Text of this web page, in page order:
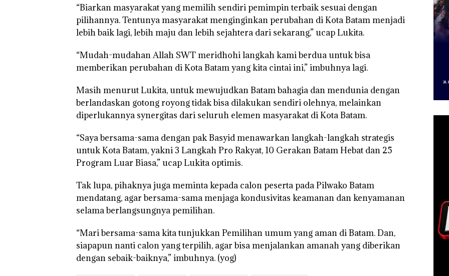
“Biarkan masyarakat yang memilih sendiri pemimpin terbaik sesuai dengan
pilihannya. Tentunya masyarakat menginginkan perubahan di Kota Batam menjadi
lebih baik lagi, lebih maju dan lebih sejahtera dari sekarang,” ucap Lukita.
“Mudah-mudahan Allah SWT meridhohi langkah kami berdua untuk bisa
memberikan perubahan di Kota Batam yang kita cintai ini,” imbuhnya lagi.
Masih menurut Lukita, untuk mewujudkan Batam bahagia dan mendunia dengan
berlandaskan gotong royong tidak bisa dilakukan sendiri olehnya, melainkan
diperlukannya synergitas dari seluruh elemen masyarakat di Kota Batam.
“Saya bersama-sama dengan pak Basyid menawarkan langkah-langkah strategis
untuk Kota Batam, yakni 3 Langkah Pro Rakyat, 10 Gerakan Batam Hebat dan 25
Program Luar Biasa,” ucap Lukita optimis.
Tak lupa, pihaknya juga meminta kepada calon peserta pada Pilwako Batam
mendatang, agar bersama-sama menjaga kondusivitas keamanan dan kenyamanan
selama berlangsungnya pemilihan.
“Mari bersama-sama kita tunjukkan Pemilihan umum yang aman di Batam. Dan,
siapapun nanti calon yang terpilih, agar bisa menjalankan amanah yang diberikan
dengan sebaik-baiknya,” imbuhnya. (yog)